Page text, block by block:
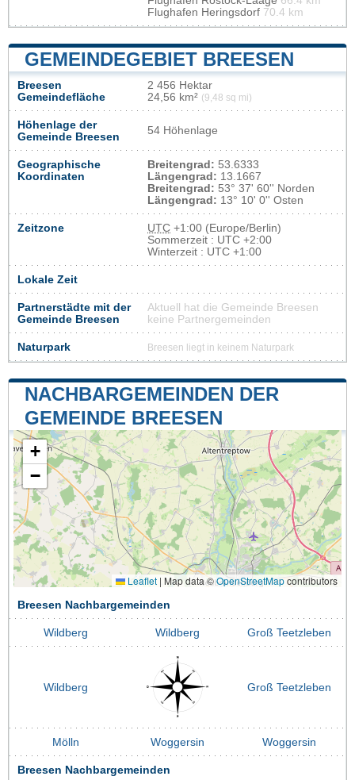
Flughafen Heringsdorf 70.4 km
GEMEINDEGEBIET BREESEN
Breesen
Gemeindefläche
2 456 Hektar
24,56 km² (9,48 sq mi)
Höhenlage der
Gemeinde Breesen
54 Höhenlage
Geographische
Koordinaten
Breitengrad: 53.6333
Längengrad: 13.1667
Breitengrad: 53° 37' 60'' Norden
Längengrad: 13° 10' 0'' Osten
Zeitzone UTC +1:00 (Europe/Berlin)
Sommerzeit : UTC +2:00
Winterzeit : UTC +1:00
Lokale Zeit
Partnerstädte mit der
Gemeinde Breesen
Aktuell hat die Gemeinde Breesen
keine Partnergemeinden
Naturpark Breesen liegt in keinem Naturpark
NACHBARGEMEINDEN DER
GEMEINDE BREESEN
+
−
Leaflet | Map data ©OpenStreetMapcontributors
Breesen Nachbargemeinden
Wildberg Wildberg Groß Teetzleben
Wildberg Groß Teetzleben
Mölln Woggersin Woggersin
Breesen Nachbargemeinden